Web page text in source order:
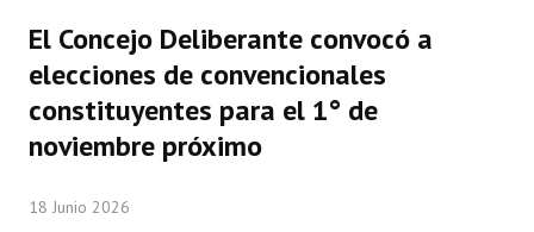
Comisiones Permanentes
Comisiones Especiales
Concejales Mandato Cumplido
Programas
El Concejo Deliberante convocó a
elecciones de convencionales
constituyentes para el 1° de
noviembre próximo
18 Junio 2026